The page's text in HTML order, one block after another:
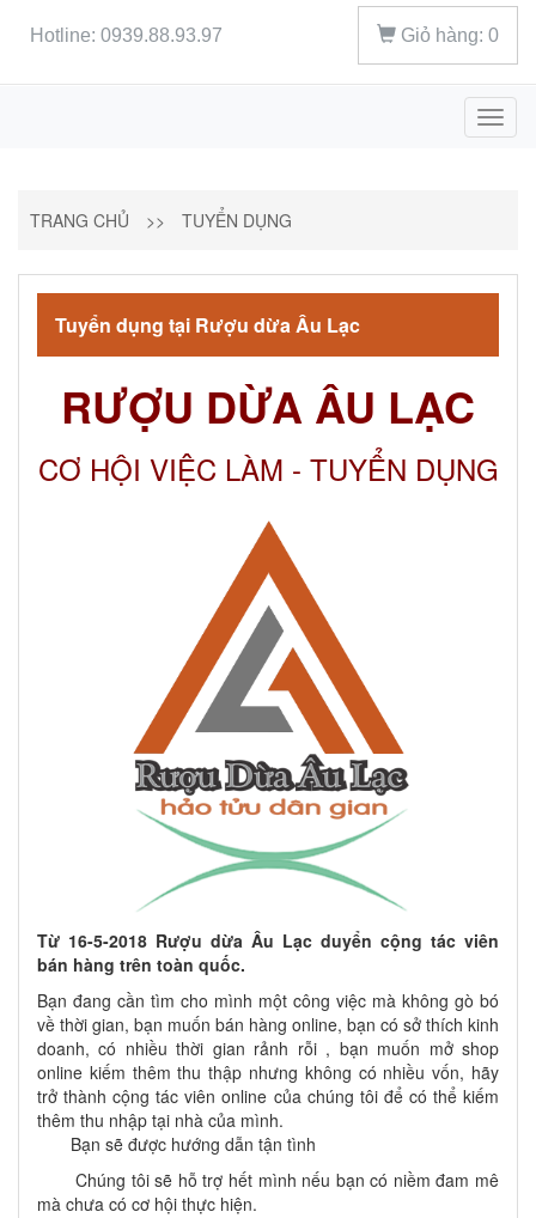
Hotline: 0939.88.93.97 Giỏ hàng: 0
TRANG CHỦ >> TUYỂN DỤNG
Tuyển dụng tại Rượu dừa Âu Lạc
RƯỢU DỪA ÂU LẠC
CƠ HỘI VIỆC LÀM - TUYỂN DỤNG
Từ 16-5-2018 Rượu dừa Âu Lạc duyển cộng tác viên
bán hàng trên toàn quốc.
Bạn đang cần tìm cho mình một công việc mà không gò bó
về thời gian, bạn muốn bán hàng online, bạn có sở thích kinh
doanh, có nhiều thời gian rảnh rỗi , bạn muốn mở shop
online kiếm thêm thu thập nhưng không có nhiều vốn, hãy
trở thành cộng tác viên online của chúng tôi để có thể kiếm
thêm thu nhập tại nhà của mình.
Bạn sẽ được hướng dẫn tận tình
Chúng tôi sẽ hỗ trợ hết mình nếu bạn có niềm đam mê
mà chưa có cơ hội thực hiện.